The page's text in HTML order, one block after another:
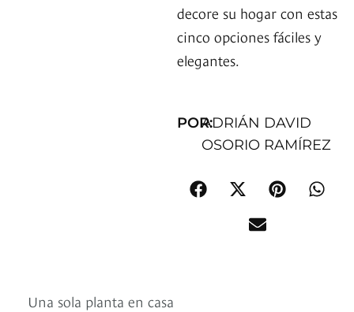
decore su hogar con estas
cinco opciones fáciles y
elegantes.
POR:ADRIÁN DAVID
OSORIO RAMÍREZ
Una sola planta en casa